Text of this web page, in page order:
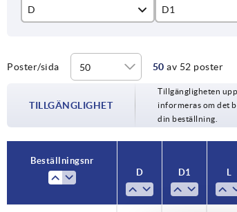
D
8
M10
D1
40
50
63
Poster/sida 50 av 52 poster
TILLGÄNGLIGHET
Tillgängligheten
informeras om det
din beställning.
Beställningsnr
D
D1 L